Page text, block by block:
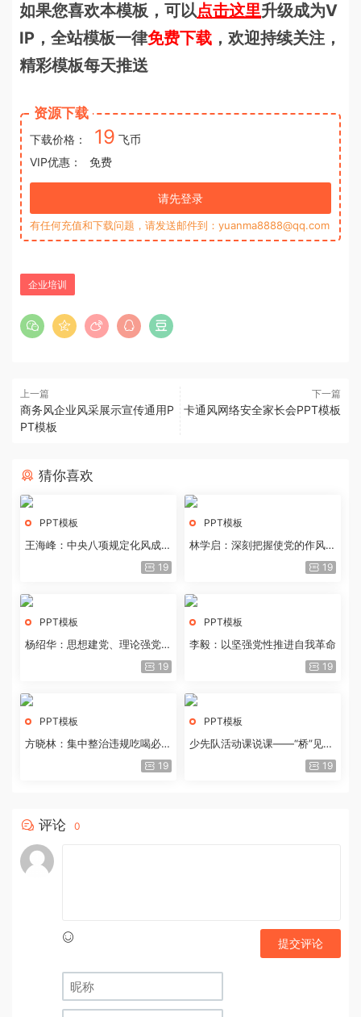
如果您喜欢本模板，可以点击这里升级成为V
IP，全站模板一律免费下载 ，欢迎持续关注，
精彩模板每天推送
资源下载
下载价格： 19 飞币
VIP优惠：
免费
请先登录
有任何充值和下载问题，请发送邮件到：yuanma8888@qq.com
企业培训
上一篇
商务风企业风采展示宣传通用P
PT模板
下一篇
卡通风网络安全家长会PPT模板
猜你喜欢
PPT模板
王海峰：中央八项规定化风成俗
19
PPT模板
林学启：深刻把握使党的作风全
19
PPT模板
杨绍华：思想建党、理论强党的
19
PPT模板
李毅：以坚强党性推进自我革命
19
PPT模板
方晓林：集中整治违规吃喝必须
19
PPT模板
少先队活动课说课——“桥”见中
19
评论 0
提交评论